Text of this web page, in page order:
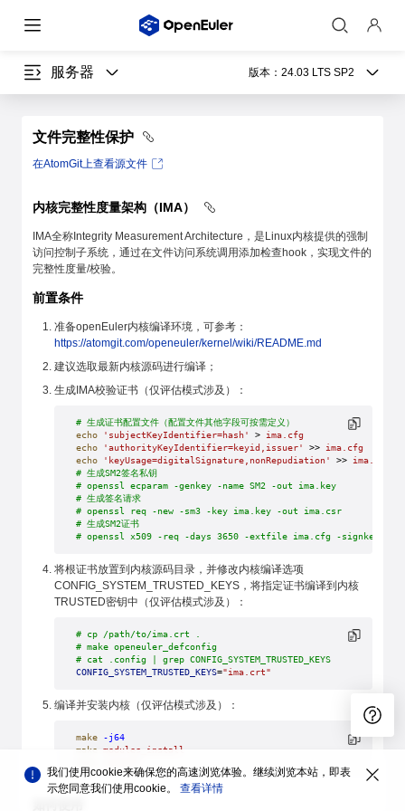
服务器 版本： 24.03 LTS SP2
文件完整性保护
在AtomGit上查看源文件
内核完整性度量架构（IMA）
IMA全称Integrity Measurement Architecture，是Linux内核提供的强制
访问控制子系统，通过在文件访问系统调用添加检查hook，实现文件的
完整性度量/校验。
前置条件
准备openEuler内核编译环境，可参考：
https://atomgit.com/openeuler/kernel/wiki/README.md
建议选取最新内核源码进行编译；
生成IMA校验证书（仅评估模式涉及）：
# 生成证书配置文件（配置文件其他字段可按需定义）
echo 'subjectKeyIdentifier=hash' > ima.cfg
echo 'authorityKeyIdentifier=keyid,issuer' >> ima.cfg
echo 'keyUsage=digitalSignature,nonRepudiation' >> ima.cfg
# 生成SM2签名私钥
# openssl ecparam -genkey -name SM2 -out ima.key
# 生成签名请求
# openssl req -new -sm3 -key ima.key -out ima.csr
# 生成SM2证书
# openssl x509 -req -days 3650 -extfile ima.cfg -signkey
将根证书放置到内核源码目录，并修改内核编译选项
CONFIG_SYSTEM_TRUSTED_KEYS，将指定证书编译到内核
TRUSTED密钥中（仅评估模式涉及）：
# cp /path/to/ima.crt .
# make openeuler_defconfig
# cat .config | grep CONFIG_SYSTEM_TRUSTED_KEYS
CONFIG_SYSTEM_TRUSTED_KEYS="ima.crt"
编译并安装内核（仅评估模式涉及）：
make -j64
make modules_install
我们使用cookie来确保您的高速浏览体验。继续浏览本站，即表
示您同意我们使用cookie。 查看详情